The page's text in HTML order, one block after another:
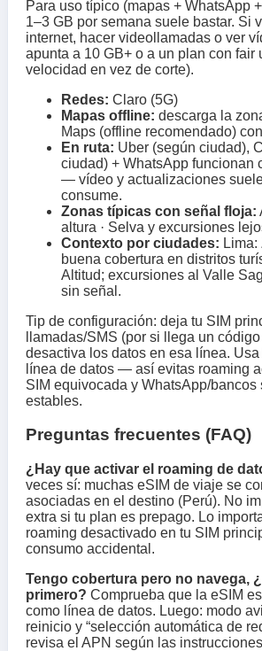
Para uso típico (mapas + WhatsApp
1–3 GB por semana suele bastar. Si
internet, hacer videollamadas o ver
apunta a 10 GB+ o a un plan con fair
velocidad en vez de corte).
Redes: Claro (5G)
Mapas offline: descarga la
Maps (offline recomendado)
En ruta: Uber (según ciudad),
ciudad) + WhatsApp funcionan
— vídeo y actualizaciones
consume.
Zonas típicas con señal floja:
altura · Selva y excursiones
Contexto por ciudades: Lima:
buena cobertura en distritos
Altitud; excursiones al Valle
sin señal.
Tip de configuración: deja tu SIM
llamadas/SMS (por si llega un
desactiva los datos en esa línea.
línea de datos — así evitas roaming
SIM equivocada y WhatsApp/bancos
estables.
Preguntas frecuentes (FAQ)
¿Hay que activar el roaming de
veces sí: muchas eSIM de viaje se
asociadas en el destino (Perú). No
extra si tu plan es prepago. Lo
roaming desactivado en tu SIM
consumo accidental.
Tengo cobertura pero no navega,
primero? Comprueba que la eSIM
como línea de datos. Luego: modo
reinicio y “selección automática de
revisa el APN según las